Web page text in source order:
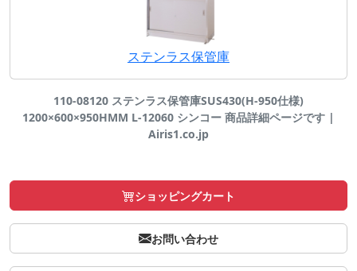
ステンラス保管庫
110-08120 ステンラス保管庫SUS430(H-950仕様)
1200×600×950HMM L-12060 シンコー 商品詳細ページです |
Airis1.co.jp
ショッピングカート
お問い合わせ